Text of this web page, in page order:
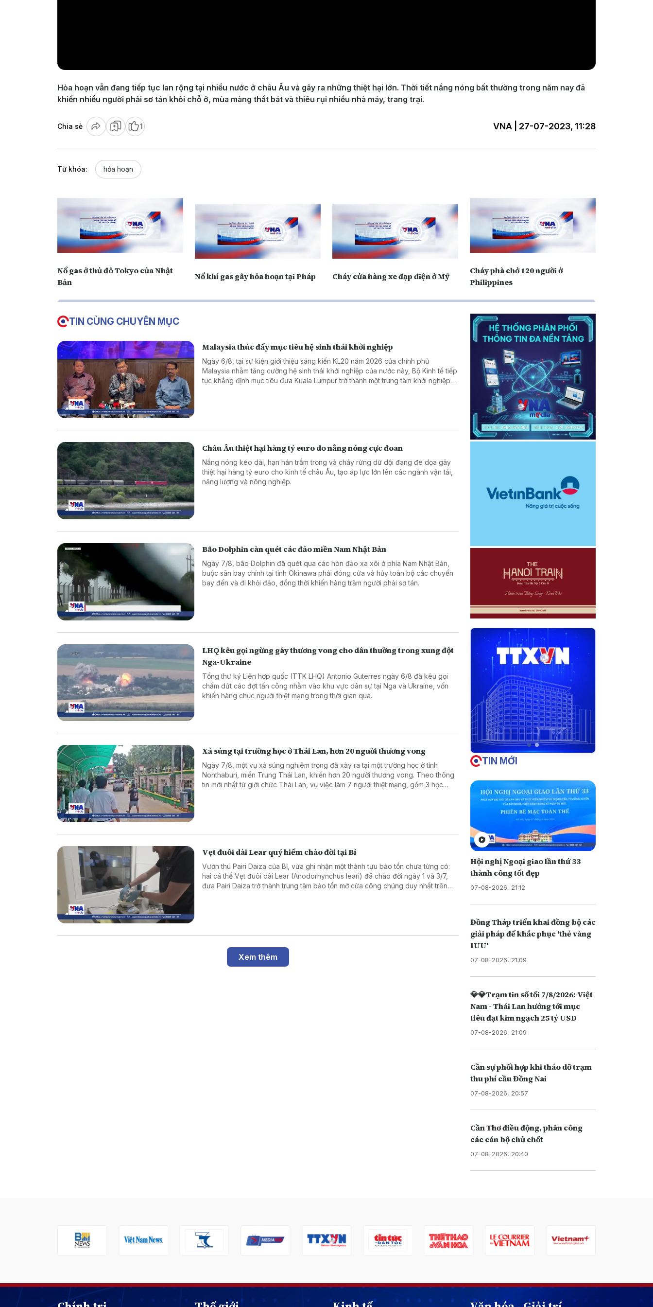
Hỏa hoạn vẫn đang tiếp tục lan rộng tại nhiều nước ở châu Âu và gây ra những thiệt hại lớn. Thời tiết nắng nóng bất thường trong năm nay đã
khiến nhiều người phải sơ tán khỏi chỗ ở, mùa màng thất bát và thiêu rụi nhiều nhà máy, trang trại.
Chia sẻ 1 VNA | 27-07-2023, 11:28
Từ khóa: hỏa hoạn
Nổ gas ở thủ đô Tokyo của Nhật
Bản
Nổ khí gas gây hỏa hoạn tại Pháp Cháy cửa hàng xe đạp điện ở Mỹ
Cháy phà chở 120 người ở
Philippines
TIN CÙNG CHUYÊN MỤC
Malaysia thúc đẩy mục tiêu hệ sinh thái khởi nghiệp
Ngày 6/8, tại sự kiện giới thiệu sáng kiến KL20 năm 2026 của chính phủ
Malaysia nhằm tăng cường hệ sinh thái khởi nghiệp của nước này, Bộ Kinh tế tiếp
tục khẳng định mục tiêu đưa Kuala Lumpur trở thành một trung tâm khởi nghiệp
Châu Âu thiệt hại hàng tỷ euro do nắng nóng cực đoan
Nắng nóng kéo dài, hạn hán trầm trọng và cháy rừng dữ dội đang đe dọa gây
thiệt hại hàng tỷ euro cho kinh tế châu Âu, tạo áp lực lớn lên các ngành vận tải,
năng lượng và nông nghiệp.
Bão Dolphin càn quét các đảo miền Nam Nhật Bản
Ngày 7/8, bão Dolphin đã quét qua các hòn đảo xa xôi ở phía Nam Nhật Bản,
buộc sân bay chính tại tỉnh Okinawa phải đóng cửa và hủy toàn bộ các chuyến
bay đến và đi khỏi đảo, đồng thời khiến hàng trăm người phải sơ tán.
LHQ kêu gọi ngừng gây thương vong cho dân thường trong xung đột
Nga-Ukraine
Tổng thư ký Liên hợp quốc (TTK LHQ) Antonio Guterres ngày 6/8 đã kêu gọi
chấm dứt các đợt tấn công nhằm vào khu vực dân sự tại Nga và Ukraine, vốn
khiến hàng chục người thiệt mạng trong thời gian qua.
Xả súng tại trường học ở Thái Lan, hơn 20 người thương vong
Ngày 7/8, một vụ xả súng nghiêm trọng đã xảy ra tại một trường học ở tỉnh
Nonthaburi, miền Trung Thái Lan, khiến hơn 20 người thương vong. Theo thông
tin mới nhất từ giới chức Thái Lan, vụ việc làm 7 người thiệt mạng, gồm 3 học
Vẹt đuôi dài Lear quý hiếm chào đời tại Bỉ
Vườn thú Pairi Daiza của Bỉ, vừa ghi nhận một thành tựu bảo tồn chưa từng có:
hai cá thể Vẹt đuôi dài Lear (Anodorhynchus leari) đã chào đời ngày 1 và 3/7,
đưa Pairi Daiza trở thành trung tâm bảo tồn mở cửa công chúng duy nhất trên
Xem thêm
TIN MỚI
Hội nghị Ngoại giao lần thứ 33
thành công tốt đẹp
07-08-2026, 21:12
Đồng Tháp triển khai đồng bộ các
giải pháp để khắc phục 'thẻ vàng
IUU'
07-08-2026, 21:09
💎💎Trạm tin số tối 7/8/2026: Việt
Nam - Thái Lan hướng tới mục
tiêu đạt kim ngạch 25 tỷ USD
07-08-2026, 21:09
Cần sự phối hợp khi tháo dỡ trạm
thu phí cầu Đồng Nai
07-08-2026, 20:57
Cần Thơ điều động, phân công
các cán bộ chủ chốt
07-08-2026, 20:40